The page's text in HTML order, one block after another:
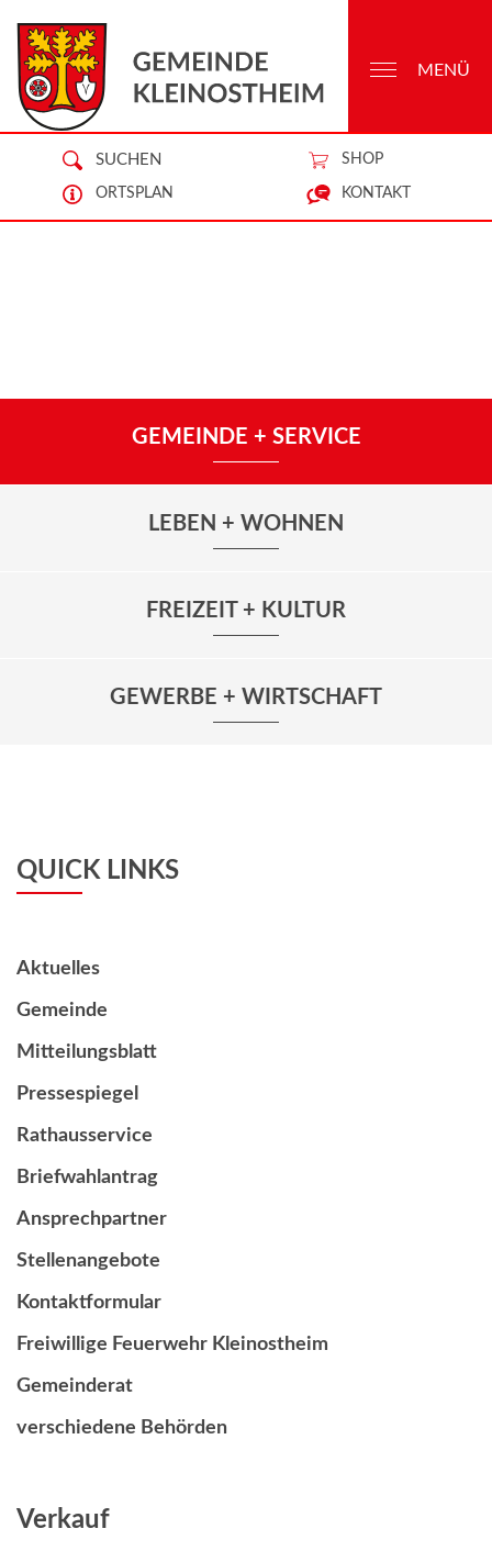
SUCHEN SHOP
ORTSPLAN KONTAKT
MENÜ
GEMEINDE + SERVICE
LEBEN + WOHNEN
FREIZEIT + KULTUR
GEWERBE + WIRTSCHAFT
QUICK LINKS
Aktuelles
Gemeinde
Mitteilungsblatt
Pressespiegel
Rathausservice
Briefwahlantrag
Ansprechpartner
Stellenangebote
Kontaktformular
Freiwillige Feuerwehr Kleinostheim
Gemeinderat
verschiedene Behörden
Verkauf